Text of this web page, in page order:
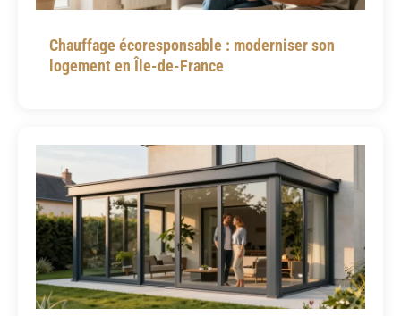
Chauffage écoresponsable : moderniser son
logement en Île-de-France